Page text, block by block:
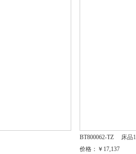
BT800062-TZ
床品
价格：￥17,137